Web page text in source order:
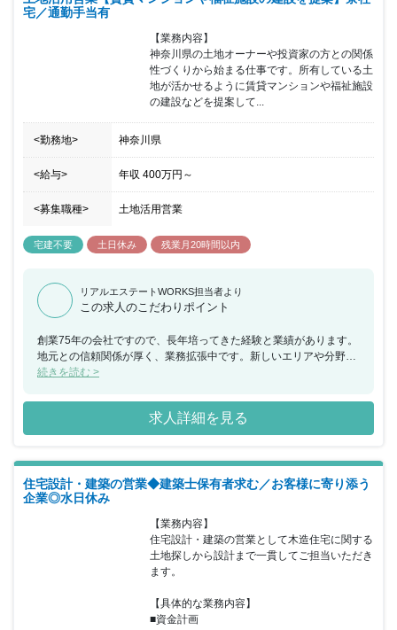
ら成長できる環境であることから業界未経験者が多く活躍していま
ルール、商談のコツなどを学ぶことができ、挑戦を奨励する社風が
宅／通勤手当有
【業務内容】
神奈川県の土地オーナーや投資家の方との関係
性づくりから始まる仕事です。所有している土
地が活かせるように賃貸マンションや福祉施設
の建設などを提案して...
<勤務地> 神奈川県
<給与> 年収 400万円 ～
<募集職種> 土地活用営業
宅建不要 土日休み 残業月20時間以内
リアルエステートWORKS担当者より
この求人のこだわりポイント
創業75年の会社ですので、長年培ってきた経験と業績があります。
地元との信頼関係が厚く、業務拡張中です。新しいエリアや分野に
挑戦してみたい方からの応募をお待ちしています。やりがいのある
続きを読む >
求人詳細を見る
住宅設計・建築の営業◆建築士保有者求む／お客様に寄り添う
企業◎水日休み
【業務内容】
住宅設計・建築の営業として木造住宅に関する
土地探しから設計まで一貫してご担当いただき
ます。
【具体的な業務内容】
■資金計画